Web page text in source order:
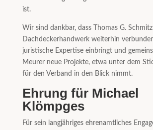
ist.
Wir sind dankbar, dass Thomas G.
Dachdeckerhandwerk weiterhin
juristische Expertise einbringt und
Meurer neue Projekte, etwa unter dem
für den Verband in den Blick nimmt.
Ehrung für Michael
Klömpges
Für sein langjähriges ehrenamtliches